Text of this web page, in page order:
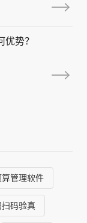
势？
算管理软件
扫码验真